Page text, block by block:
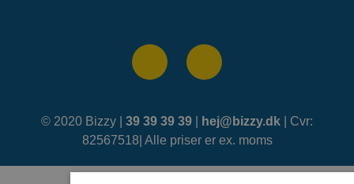
© 2020 Bizzy | 39 39 39 39 hej@bizzy.dk | Cvr:
82567518| Alle priser er ex. moms